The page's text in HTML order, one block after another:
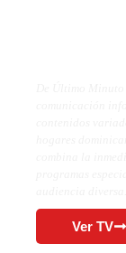
Ver TV